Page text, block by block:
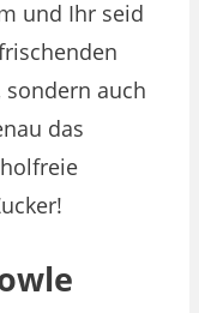
und Ihr seid
sondern auch
das